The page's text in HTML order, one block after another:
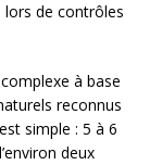
de contrôles
à base
reconnus
simple : 5 à 6
deux